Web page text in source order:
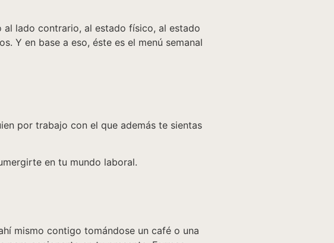
al lado contrario, al estado físico, al estado
Y en base a eso, éste es el menú semanal
por trabajo con el que además te sientas
en tu mundo laboral.
mismo contigo tomándose un café o una